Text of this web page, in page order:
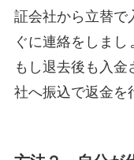
証会社から立替で
ぐに連絡をしまし
もし退去後も入
社へ振込で返金を